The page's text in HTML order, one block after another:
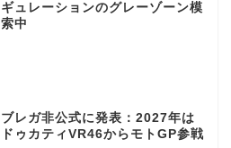
ギュレーションのグレーゾーン模
索中
ブレガ非公式に発表：2027年は
ドゥカティVR46からモトGP参戦